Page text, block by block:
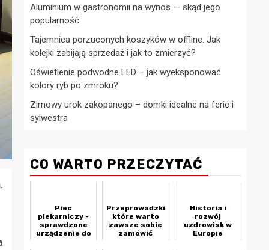
Aluminium w gastronomii na wynos — skąd jego
popularność
Tajemnica porzuconych koszyków w offline. Jak
kolejki zabijają sprzedaż i jak to zmierzyć?
Oświetlenie podwodne LED – jak wyeksponować
kolory ryb po zmroku?
Zimowy urok zakopanego – domki idealne na ferie i
sylwestra
CO WARTO PRZECZYTAĆ
Piec
piekarniczy -
sprawdzone
urządzenie do
Przeprowadzki
które warto
zawsze sobie
zamówić
Historia i
rozwój
uzdrowisk w
Europie